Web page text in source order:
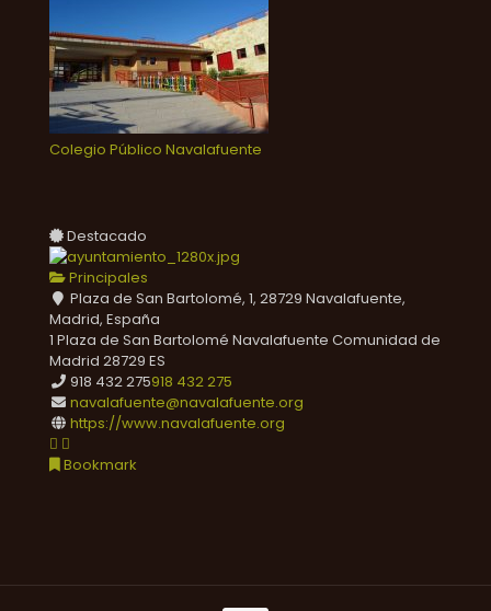
Colegio Público Navalafuente
Destacado
Principales
Plaza de San Bartolomé, 1, 28729 Navalafuente,
Madrid, España
1 Plaza de San Bartolomé Navalafuente Comunidad de
Madrid 28729 ES
918 432 275918 432 275
navalafuente@navalafuente.org
https://www.navalafuente.org
Bookmark